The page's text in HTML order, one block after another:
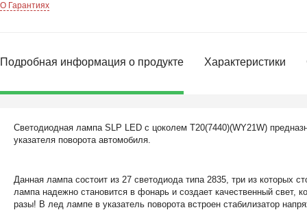
О Гарантиях
Подробная информация о продукте Характеристики
Светодиодная лампа SLP LED с цоколем T20(7440)(WY21W)
указателя поворота автомобиля.
Данная лампа состоит из 27 светодиода типа 2835, три из которых
лампа надежно становится в фонарь и создает качественный свет,
разы! В лед лампе в указатель поворота встроен стабилизатор